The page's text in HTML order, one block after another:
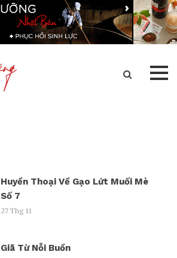
Huyền Thoại Về Gạo Lứt Muối Mè
Số 7
27 Thg 11
Giã Từ Nỗi Buồn